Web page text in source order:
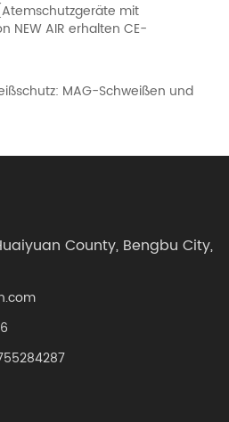
mit
NEW AIR erhalten CE-
MAG-Schweißen und
County, Bengbu City,